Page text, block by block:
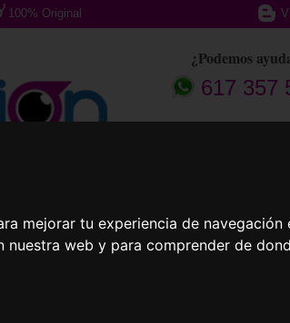
mejorar tu experiencia de
web y para comprender de
100% Original
¿Podemos
617 357